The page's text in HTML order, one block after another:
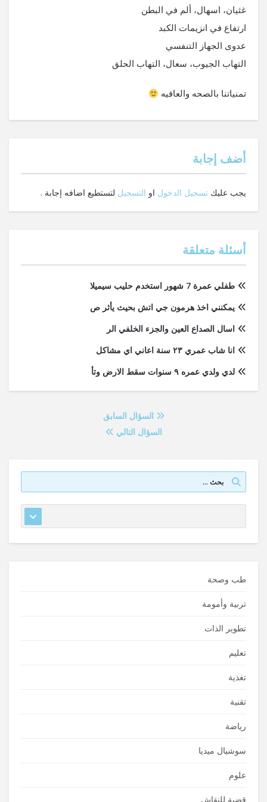
غثيان، اسهال، ألم في البطن
ارتفاع في انزيمات الكبد
عدوى الجهاز التنفسي
التهاب الجيوب، سعال، التهاب الحلق
تمنياتنا بالصحه والعافيه
‫أضف إجابة
يجب عليك تسجيل الدخول او التسجيل لتستطيع اضافه إجابة .
أسئلة متعلقة
طفلي عمرة 7 شهور استخدم حليب سيميلا
يمكنني اخذ هرمون جي اتش بحيث يأثر ص
اسال الصداع العين والجزء الخلفي الر
انا شاب عمري ٢٣ سنة اعاني اي مشاكل
لدي ولدي عمره ٩ سنوات سقط الارض وتأ
السؤال السابق
السؤال التالي
طب وصحة
تربية وأمومة
تطوير الذات
تعليم
تغذية
تقنية
رياضة
سوشيال ميديا
علوم
قضية للنقاش